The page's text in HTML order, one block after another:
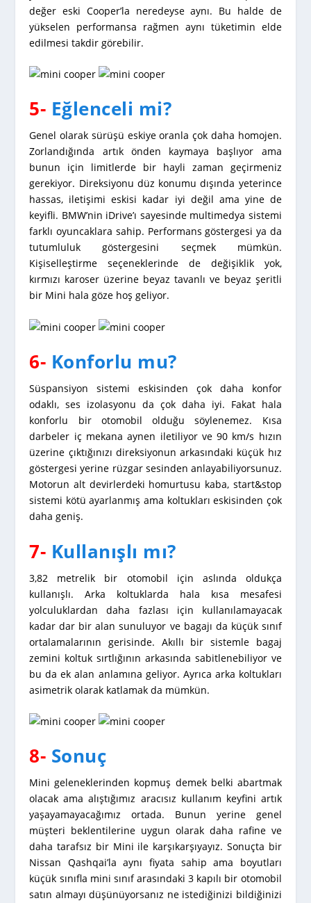
değer eski Cooper’la neredeyse aynı. Bu halde de
yükselen performansa rağmen aynı tüketimin elde
edilmesi takdir görebilir.
5- Eğlenceli mi?
Genel olarak sürüşü eskiye oranla çok daha homojen.
Zorlandığında artık önden kaymaya başlıyor ama
bunun için limitlerde bir hayli zaman geçirmeniz
gerekiyor. Direksiyonu düz konumu dışında yeterince
hassas, iletişimi eskisi kadar iyi değil ama yine de
keyifli. BMW’nin iDrive’ı sayesinde multimedya sistemi
farklı oyuncaklara sahip. Performans göstergesi ya da
tutumluluk göstergesini seçmek mümkün.
Kişiselleştirme seçeneklerinde de değişiklik yok,
kırmızı karoser üzerine beyaz tavanlı ve beyaz şeritli
bir Mini hala göze hoş geliyor.
6- Konforlu mu?
Süspansiyon sistemi eskisinden çok daha konfor
odaklı, ses izolasyonu da çok daha iyi. Fakat hala
konforlu bir otomobil olduğu söylenemez. Kısa
darbeler iç mekana aynen iletiliyor ve 90 km/s hızın
üzerine çıktığınızı direksiyonun arkasındaki küçük hız
göstergesi yerine rüzgar sesinden anlayabiliyorsunuz.
Motorun alt devirlerdeki homurtusu kaba, start&stop
sistemi kötü ayarlanmış ama koltukları eskisinden çok
daha geniş.
7- Kullanışlı mı?
3,82 metrelik bir otomobil için aslında oldukça
kullanışlı. Arka koltuklarda hala kısa mesafesi
yolculuklardan daha fazlası için kullanılamayacak
kadar dar bir alan sunuluyor ve bagajı da küçük sınıf
ortalamalarının gerisinde. Akıllı bir sistemle bagaj
zemini koltuk sırtlığının arkasında sabitlenebiliyor ve
bu da ek alan anlamına geliyor. Ayrıca arka koltukları
asimetrik olarak katlamak da mümkün.
8- Sonuç
Mini geleneklerinden kopmuş demek belki abartmak
olacak ama alıştığımız aracısız kullanım keyfini artık
yaşayamayacağımız ortada. Bunun yerine genel
müşteri beklentilerine uygun olarak daha rafine ve
daha tarafsız bir Mini ile karşıkarşıyayız. Sonuçta bir
Nissan Qashqai’la aynı fiyata sahip ama boyutları
küçük sınıfla mini sınıf arasındaki 3 kapılı bir otomobil
satın almayı düşünüyorsanız ne istediğinizi bildiğinizi